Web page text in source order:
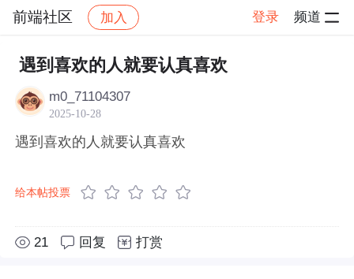
前端社区 加入 登录 频道
社区 前端社区 感慨 帖子详情
遇到喜欢的人就要认真喜欢
m0_71104307
2025-10-28
遇到喜欢的人就要认真喜欢
给本帖投票
21 回复 打赏